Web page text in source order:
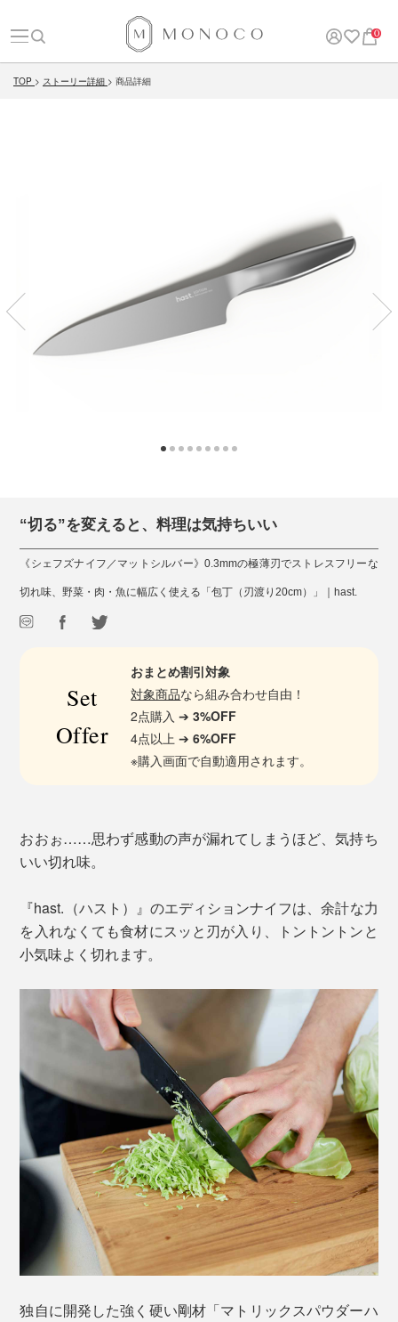
0
TOP ストーリー詳細 商品詳細
“切る”を変えると、料理は気持ちいい
《シェフズナイフ／マットシルバー》0.3mmの極薄刃でストレスフリーな
切れ味、野菜・肉・魚に幅広く使える「包丁（刃渡り20cm）」｜hast.
Set
Offer
おまとめ割引対象
対象商品なら組み合わせ自由！
2点購入 ➔3%OFF
4点以上 ➔6%OFF
※購入画面で自動適用されます。
おおぉ……思わず感動の声が漏れてしまうほど、気持ち
いい切れ味。
『hast.（ハスト）』のエディションナイフは、余計な力
を入れなくても食材にスッと刃が入り、トントントンと
小気味よく切れます。
独自に開発した強く硬い剛材「マトリックスパウダーハ